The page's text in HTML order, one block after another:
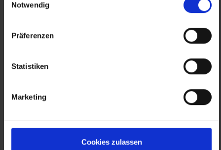
Notwendig
Präferenzen
Statistiken
Marketing
Cookies zulassen